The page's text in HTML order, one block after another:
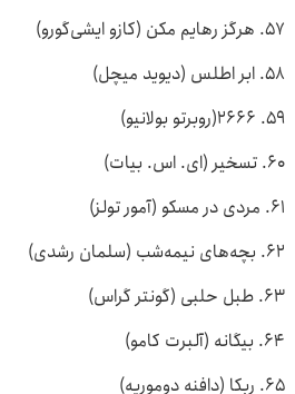
۵۷. هرگز رهایم مکن (کازو ایشی‌گورو)
۵۸. ابر اطلس (دیوید میچل)
۵۹. ۲۶۶۶(روبرتو بولانیو)
۶۰. تسخیر (ای. اس. بیات)
۶۱. مردی در مسکو (آمور تولز)
۶۲. بچه‌های نیمه‌شب (سلمان رشدی)
۶۳. طبل حلبی (گونتر گراس)
۶۴. بیگانه (آلبرت کامو)
۶۵. ربکا (دافنه دوموریه)